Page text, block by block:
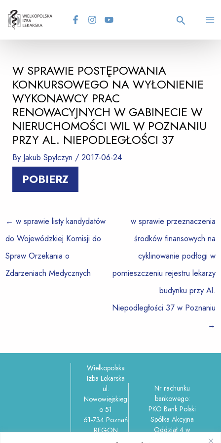
content Search
W SPRAWIE POSTĘPOWANIA
KONKURSOWEGO NA WYŁONIENIE
WYKONAWCY PRAC
RENOWACYJNYCH W GABINECIE W
NIERUCHOMOŚCI WIL W POZNANIU
PRZY AL. NIEPODLEGŁOŚCI 37
By Jakub Spylczyn /2017-06-24
POBIERZ
navigation
← w sprawie listy kandydatów
do Wojewódzkiej Komisji do
Spraw Orzekania o
Zdarzeniach Medycznych
w sprawie przeznaczenia
środków finansowych na
cyklinowanie podłogi w
pomieszczeniu rejestru lekarzy
budynku przy Al.
Niepodległości 37 w Poznaniu
→
Wielkopolska
Izba Lekarska
ul.
Nowowiejskieg
o 51
61-734 Poznań
REGON
006212737,
Nr rachunku
bankowego:
PKO Bank Polski
Spółka Akcyjna
Oddział 4 w